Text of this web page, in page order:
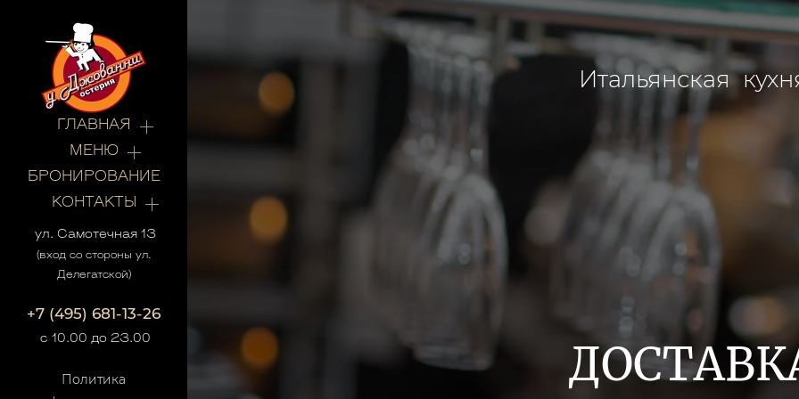
ГЛАВНАЯ
МЕНЮ
БРОНИРОВАНИЕ
КОНТАКТЫ
ул. Самотечная 13
(вход со стороны ул.
Делегатской)
+7 (495) 681-13-26
с 10.00 до 23.00
Политика
Итальянская